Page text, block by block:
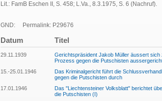
Lit.: FamB Eschen II, S. 458; L.Va., 8.3.1975, S. 6 (Nachruf).
GND: Permalink: P29676
Datum Titel
29.11.1939
Gerichtspräsident Jakob Müller äussert sich
Prozess gegen die Putschisten
15.-25.01.1946
Das Kriminalgericht führt die
gegen die Putschisten durch
17.01.1946
Das "Liechtensteiner Volksblatt" berichtet
die Putschisten (I)